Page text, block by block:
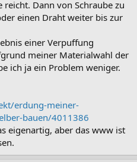
Dann von Schraube zu
einen Draht weiter bis zur
einer Verpuffung
meiner Materialwahl der
ich ja ein Problem weniger.
erdung-meiner-
bauen/4011386
eigenartig, aber das www ist